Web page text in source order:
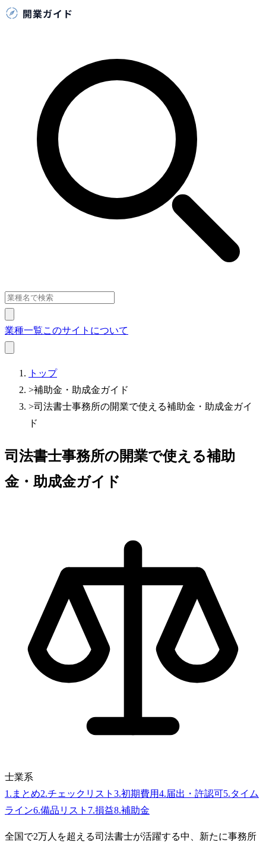
業種一覧このサイトについて
トップ
>補助金・助成金ガイド
>司法書士事務所の開業で使える補助金・助成金ガイ
ド
司法書士事務所の開業で使える補助
金・助成金ガイド
士業系
1 . まとめ2.チェックリスト 3.初期費用4.届出・許認可5.タイム
ライン6.備品リスト 7.損益8.補助金
全国で2万人を超える司法書士が活躍する中、新たに事務所